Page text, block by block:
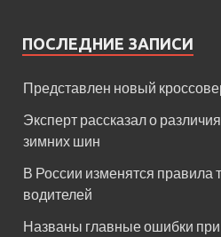
ПОСЛЕДНИЕ ЗАПИСИ
Представлен новый
Эксперт рассказал о
зимних шин
В России изменятся правила
водителей
Названы главные ошибки